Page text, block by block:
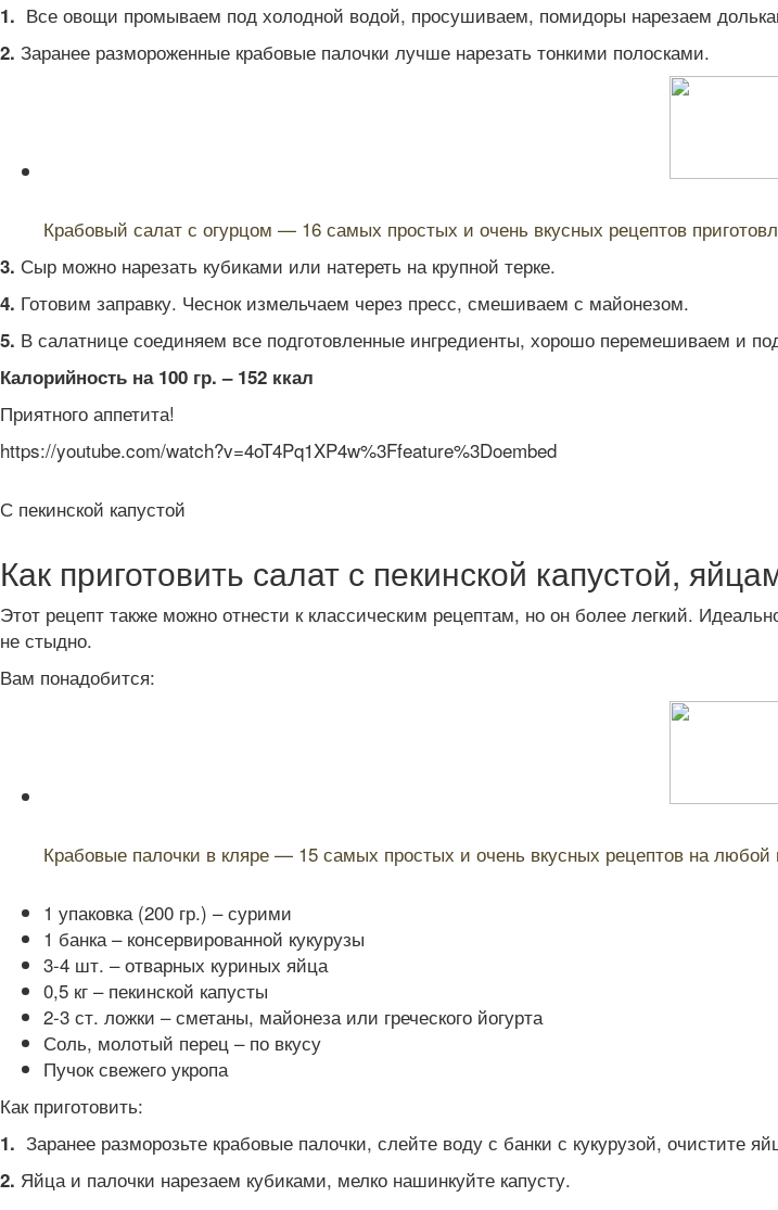
1. Все овощи промываем под холодной водой, просушиваем, помидоры нарезаем
2. Заранее размороженные крабовые палочки лучше нарезать тонкими полосками.
Крабовый салат с огурцом — 16 самых простых и очень вкусных рецептов
3. Сыр можно нарезать кубиками или натереть на крупной терке.
4. Готовим заправку. Чеснок измельчаем через пресс, смешиваем с майонезом.
5. В салатнице соединяем все подготовленные ингредиенты, хорошо перемешиваем и
Калорийность на 100 гр. – 152 ккал
Приятного аппетита!
https://youtube.com/watch?v=4oT4Pq1XP4w%3Ffeature%3Doembed
С пекинской капустой
Как приготовить салат с пекинской капустой,
Этот рецепт также можно отнести к классическим рецептам, но он более легкий.
не стыдно.
Вам понадобится:
Крабовые палочки в кляре — 15 самых простых и очень вкусных рецептов на любой
1 упаковка (200 гр.) – сурими
1 банка – консервированной кукурузы
3-4 шт. – отварных куриных яйца
0,5 кг – пекинской капусты
2-3 ст. ложки – сметаны, майонеза или греческого йогурта
Соль, молотый перец – по вкусу
Пучок свежего укропа
Как приготовить:
1. Заранее разморозьте крабовые палочки, слейте воду с банки с кукурузой, очистите
2. Яйца и палочки нарезаем кубиками, мелко нашинкуйте капусту.